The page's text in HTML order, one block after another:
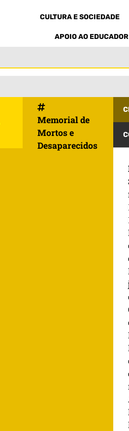
CULTURA E SOCIEDADE
APOIO AO EDUCADOR
Memorial de
Mortos e
Desaparecidos